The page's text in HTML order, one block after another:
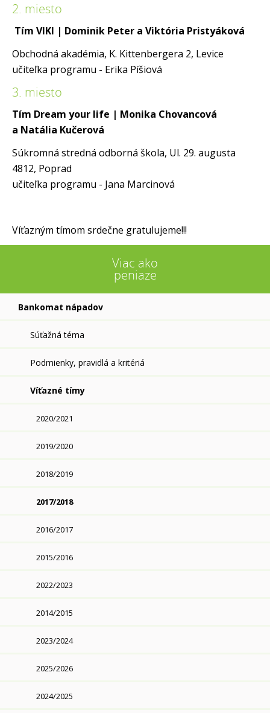
2. miesto
Tím VIKI | Dominik Peter a Viktória Pristyáková
Obchodná akadémia, K. Kittenbergera 2, Levice
učiteľka programu - Erika Píšiová
3. miesto
Tím Dream your life | Monika Chovancová
a Natália Kučerová
Súkromná stredná odborná škola, Ul. 29. augusta
4812, Poprad
učiteľka programu - Jana Marcinová
Víťazným tímom srdečne gratulujeme!!!
Viac ako
peniaze
Bankomat nápadov
Súťažná téma
Podmienky, pravidlá a kritériá
Víťazné tímy
2020/2021
2019/2020
2018/2019
2017/2018
2016/2017
2015/2016
2022/2023
2014/2015
2023/2024
2025/2026
2024/2025